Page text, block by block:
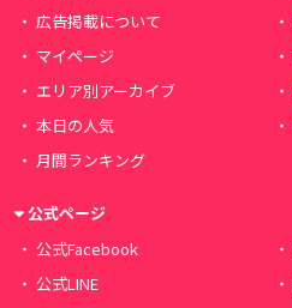
広告掲載について
マイページ
エリア別アーカイブ
本日の人気
月間ランキング
公式ページ
公式Facebook
公式LINE